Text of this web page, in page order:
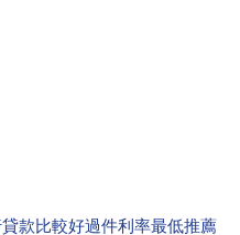
款比較好過件利率最低推薦